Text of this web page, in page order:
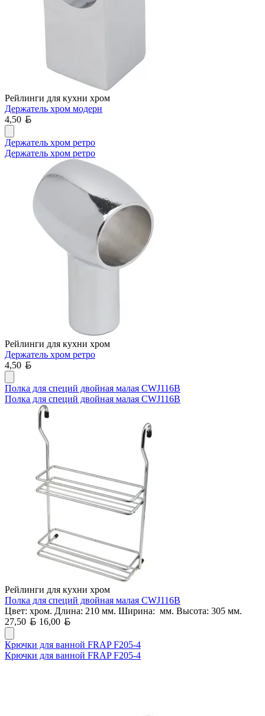
Рейлинги для кухни хром
Держатель хром модерн
4,50
Держатель хром ретро
Держатель хром ретро
Рейлинги для кухни хром
Держатель хром ретро
4,50
Полка для специй двойная малая CWJ116B
Полка для специй двойная малая CWJ116B
Рейлинги для кухни хром
Полка для специй двойная малая CWJ116B
Цвет: хром. Длина: 210 мм. Ширина: мм. Высота: 305 мм.
27,50
Белорусский рубль
16,00
Крючки для ванной FRAP F205-4
Крючки для ванной FRAP F205-4